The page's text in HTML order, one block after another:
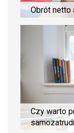
Obrót netto
Czy warto